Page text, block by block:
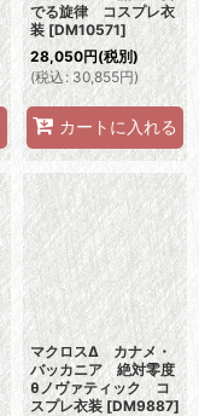
でる旋律 コスプレ衣
装 [DM10571]
28,050円(税別)
(税込: 30,855円)
カートに入れる
マクロスΔ カナメ・
バッカニア 絶対零度
θノヴァティック コ
スプレ衣装 [DM9887]